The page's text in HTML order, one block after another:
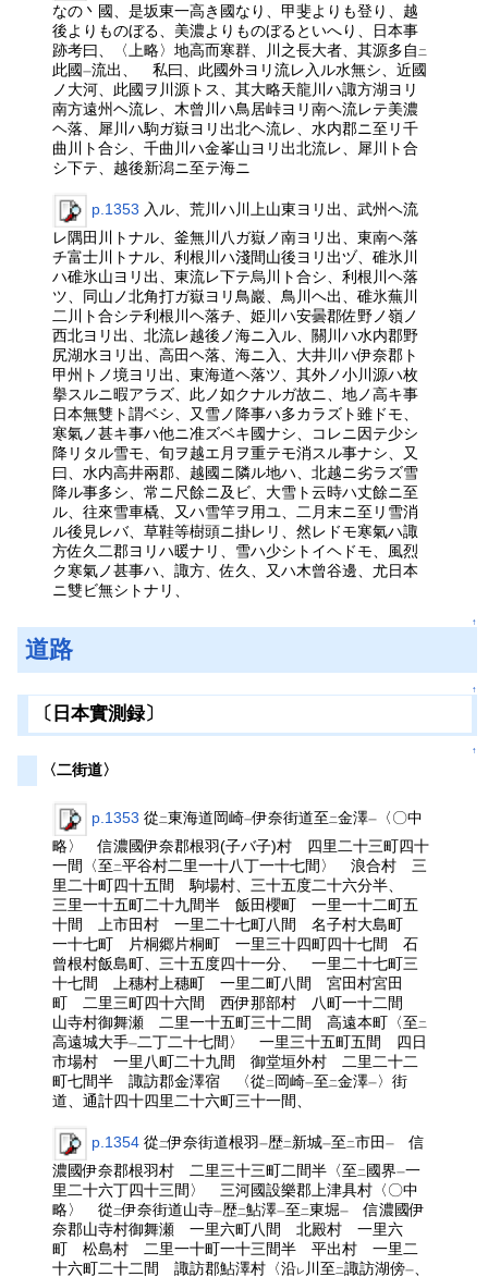
なの丶國、是坂東一高き國なり、甲斐よりも登り、越
後よりものぼる、美濃よりものぼるといへり、日本事
跡考曰、〈上略〉地高而寒群、川之長大者、其源多自 二
此國一流出、 私曰、此國外ヨリ流レ入ル水無シ、近國
ノ大河、此國ヲ川源トス、其大略天龍川ハ諏方湖ヨリ
南方遠州ヘ流レ、木曾川ハ鳥居峠ヨリ南ヘ流レテ美濃
ヘ落、犀川ハ駒ガ嶽ヨリ出北ヘ流レ、水内郡ニ至リ千
曲川ト合シ、千曲川ハ金峯山ヨリ出北流レ、犀川ト合
シ下テ、越後新潟ニ至テ海ニ
p.1353 入ル、荒川ハ川上山東ヨリ出、武州ヘ流
レ隅田川トナル、釜無川八ガ嶽ノ南ヨリ出、東南ヘ落
チ富士川トナル、利根川ハ淺間山後ヨリ出ヅ、碓氷川
ハ碓氷山ヨリ出、東流レ下テ烏川ト合シ、利根川ヘ落
ツ、同山ノ北角打ガ嶽ヨリ鳥巖、鳥川ヘ出、碓氷蕪川
二川ト合シテ利根川ヘ落チ、姫川ハ安曇郡佐野ノ嶺ノ
西北ヨリ出、北流レ越後ノ海ニ入ル、關川ハ水内郡野
尻湖水ヨリ出、高田ヘ落、海ニ入、大井川ハ伊奈郡ト
甲州トノ境ヨリ出、東海道ヘ落ツ、其外ノ小川源ハ枚
擧スルニ暇アラズ、此ノ如クナルガ故ニ、地ノ高キ事
日本無雙ト謂ベシ、又雪ノ降事ハ多カラズト雖ドモ、
寒氣ノ甚キ事ハ他ニ准ズベキ國ナシ、コレニ因テ少シ
降リタル雪モ、旬ヲ越エ月ヲ重テモ消スル事ナシ、又
曰、水内高井兩郡、越國ニ隣ル地ハ、北越ニ劣ラズ雪
降ル事多シ、常ニ尺餘ニ及ビ、大雪ト云時ハ丈餘ニ至
ル、往來雪車橇、又ハ雪竿ヲ用ユ、二月末ニ至リ雪消
ル後見レバ、草鞋等樹頭ニ掛レリ、然レドモ寒氣ハ諏
方佐久二郡ヨリハ暖ナリ、雪ハ少シトイヘドモ、風烈
ク寒氣ノ甚事ハ、諏方、佐久、又ハ木曾谷邊、尤日本
ニ雙ビ無シトナリ、
↑
道路
↑
〔日本實測録〕
↑
〈二街道〉
p.1353 從 二東海道岡崎一伊奈街道至 二金澤一
〈〇中
略〉 信濃國伊奈郡根羽(子バ子)村 四里二十三町四十
一間〈至二平谷村二里一十八丁一十七間〉 浪合村 三
里二十町四十五間 駒場村、三十五度二十六分半、
三里一十五町二十九間半 飯田櫻町 一里一十二町五
十間 上市田村 一里二十七町八間 名子村大島町
一十七町 片桐郷片桐町 一里三十四町四十七間 石
曾根村飯島町、三十五度四十一分、 一里二十七町三
十七間 上穗村上穗町 一里二町八間 宮田村宮田
町 二里三町四十六間 西伊那部村 八町一十二間
山寺村御舞瀬 二里一十五町三十二間 高遠本町〈至二
高遠城大手一 二丁二十七間〉 一里三十五町五間 四日
市場村 一里八町二十九間 御堂垣外村 二里二十二
町七間半 諏訪郡金澤宿 〈從二岡崎一至二金澤一 〉街
道、通計四十四里二十六町三十一間、
p.1354 從二伊奈街道根羽一歴二新城一至二市田一
信
濃國伊奈郡根羽村 二里三十三町二間半〈至二國界一一
里二十六丁四十三間〉 三河國設樂郡上津具村〈〇中
略〉 從二伊奈街道山寺一歴二鮎澤一至二東堀一
信濃國伊
奈郡山寺村御舞瀬 一里六町八間 北殿村 一里六
町 松島村 二里一十町一十三間半 平出村 一里二
十六町二十二間 諏訪郡鮎澤村〈沿レ 川至二諏訪湖傍一、